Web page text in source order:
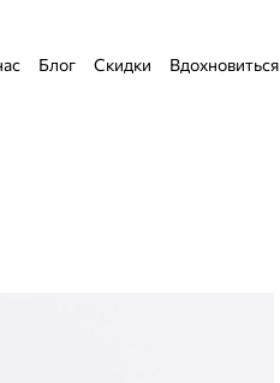
Блог Скидки Вдохновиться